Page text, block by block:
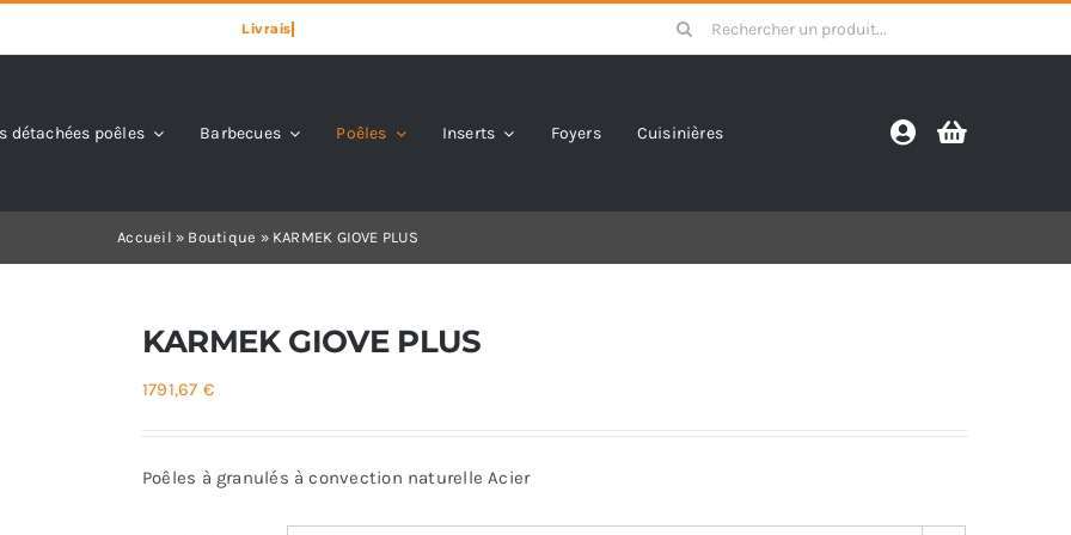
Search
for:
détachées poêles Barbecues Poêles Inserts Foyers Cuisinières
Accueil » Boutique » KARMEK GIOVE PLUS
KARMEK GIOVE PLUS
1791,67 €
Poêles à granulés à convection naturelle Acier